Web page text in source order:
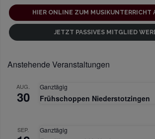
t
u
-
a
HIER ONLINE ZUM MUSIKUNTERRICHT
JETZT PASSIVES MITGLIED
Anstehende Veranstaltungen
AUG.
30
Ganztägig
Frühschoppen Niederstotzingen
SEP. Ganztägig